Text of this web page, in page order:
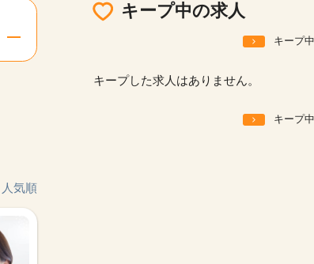
見学会・イベント情報
人気順
キープ中の求人
キープ
キープした求人はありません。
キープ